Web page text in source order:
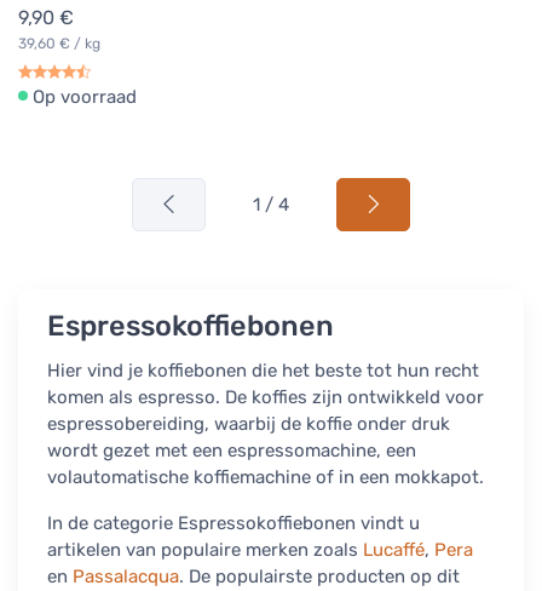
9,90 €
39,60 € / kg
Op voorraad
1 / 4
Espressokoffiebonen
Hier vind je koffiebonen die het beste tot hun recht
komen als espresso. De koffies zijn ontwikkeld voor
espressobereiding, waarbij de koffie onder druk
wordt gezet met een espressomachine, een
volautomatische koffiemachine of in een mokkapot.
In de categorie Espressokoffiebonen vindt u
artikelen van populaire merken zoals Lucaffé, Pera
en Passalacqua. De populairste producten op dit